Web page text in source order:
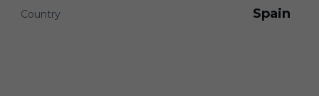
Country Spain